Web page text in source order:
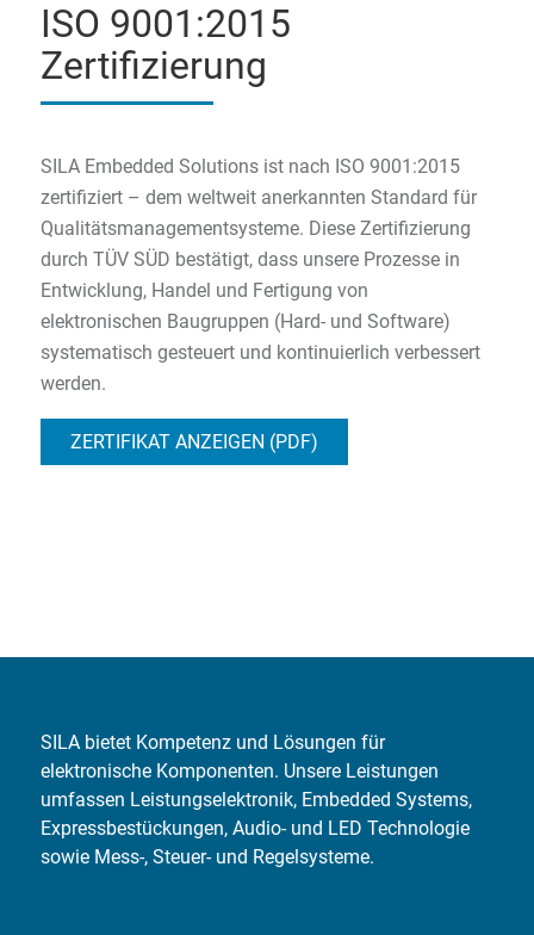
ISO 9001:2015
Zertifizierung
SILA Embedded Solutions ist nach ISO 9001:2015
zertifiziert – dem weltweit anerkannten Standard für
Qualitätsmanagementsysteme. Diese Zertifizierung
durch TÜV SÜD bestätigt, dass unsere Prozesse in
Entwicklung, Handel und Fertigung von
elektronischen Baugruppen (Hard- und Software)
systematisch gesteuert und kontinuierlich verbessert
werden.
ZERTIFIKAT ANZEIGEN (PDF)
SILA bietet Kompetenz und Lösungen für
elektronische Komponenten. Unsere Leistungen
umfassen Leistungselektronik, Embedded Systems,
Expressbestückungen, Audio- und LED Technologie
sowie Mess-, Steuer- und Regelsysteme.